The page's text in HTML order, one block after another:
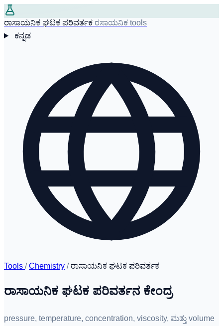
ರಾಸಾಯನಿಕ ಘಟಕ ಪರಿವರ್ತಕ ರಸಾಯನಿಕ tools
ಕನ್ನಡ
Tools / Chemistry / ರಾಸಾಯನಿಕ ಘಟಕ ಪರಿವರ್ತಕ
ರಾಸಾಯನಿಕ ಘಟಕ ಪರಿವರ್ತನ ಕೇಂದ್ರ
pressure, temperature, concentration, viscosity, ಮತ್ತು volume